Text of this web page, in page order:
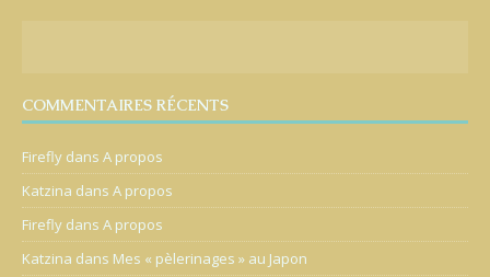
COMMENTAIRES RÉCENTS
Firefly dans A propos
Katzina dans A propos
Firefly dans A propos
Katzina dans Mes « pèlerinages » au Japon